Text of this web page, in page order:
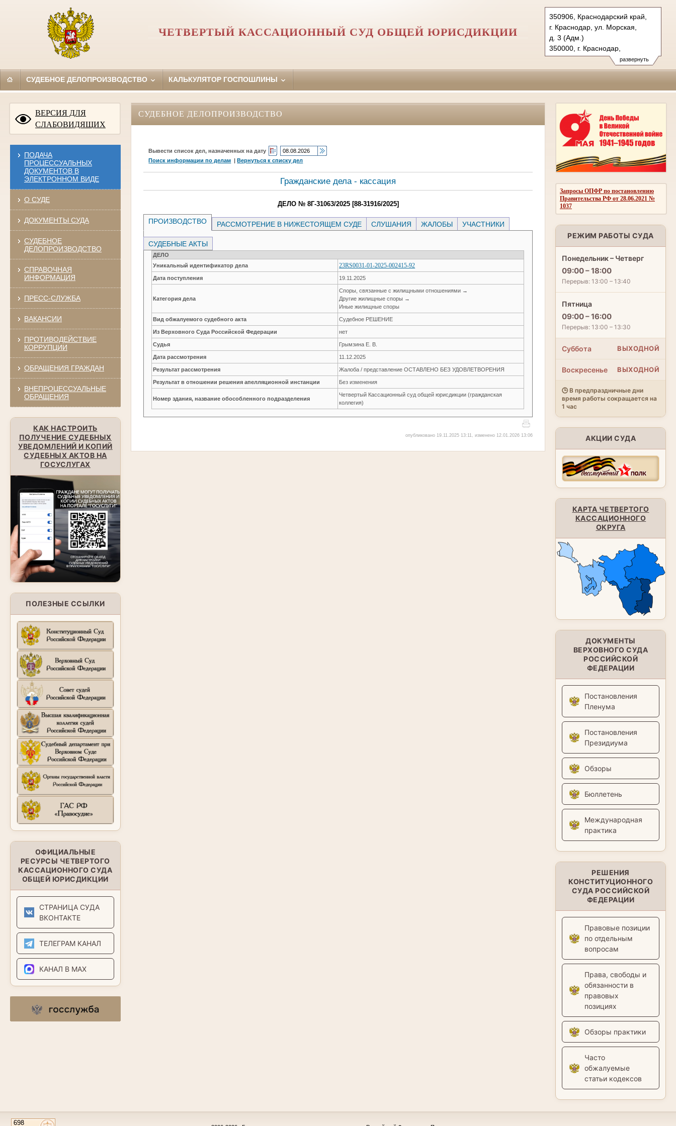
развернуть
350906, Краснодарский край,
г. Краснодар, ул. Морская,
д. 3 (Адм.)
350000, г. Краснодар,
ул. Красная, д.113 (Уг.)
350907, г. Краснодар,
Тел.: (861) 219-24-00
ЧЕТВЕРТЫЙ КАССАЦИОННЫЙ СУД ОБЩЕЙ ЮРИСДИКЦИИ
СУДЕБНОЕ ДЕЛОПРОИЗВОДСТВО КАЛЬКУЛЯТОР ГОСПОШЛИНЫ
ВЕРСИЯ ДЛЯ
СЛАБОВИДЯЩИХ
ПОДАЧА
ПРОЦЕССУАЛЬНЫХ
ДОКУМЕНТОВ В
ЭЛЕКТРОННОМ ВИДЕ
О СУДЕ
ДОКУМЕНТЫ СУДА
СУДЕБНОЕ
ДЕЛОПРОИЗВОДСТВО
СПРАВОЧНАЯ
ИНФОРМАЦИЯ
ПРЕСС-СЛУЖБА
ВАКАНСИИ
ПРОТИВОДЕЙСТВИЕ
КОРРУПЦИИ
ОБРАЩЕНИЯ ГРАЖДАН
ВНЕПРОЦЕССУАЛЬНЫЕ
ОБРАЩЕНИЯ
КАК НАСТРОИТЬ
ПОЛУЧЕНИЕ СУДЕБНЫХ
УВЕДОМЛЕНИЙ И КОПИЙ
СУДЕБНЫХ АКТОВ НА
ГОСУСЛУГАХ
ПОЛЕЗНЫЕ ССЫЛКИ
ОФИЦИАЛЬНЫЕ
РЕСУРСЫ ЧЕТВЕРТОГО
КАССАЦИОННОГО СУДА
ОБЩЕЙ ЮРИСДИКЦИИ
СТРАНИЦА СУДА
ВКОНТАКТЕ
ТЕЛЕГРАМ КАНАЛ
КАНАЛ В MAX
Запросы ОПФР по постановлению
Правительства РФ от 28.06.2021 №
1037
РЕЖИМ РАБОТЫ СУДА
Понедельник – Четверг
09:00 – 18:00
Перерыв: 13:00 – 13:40
Пятница
09:00 – 16:00
Перерыв: 13:00 – 13:30
Суббота ВЫХОДНОЙ
Воскресенье ВЫХОДНОЙ
🕒 В предпраздничные дни
время работы сокращается на
1 час
АКЦИИ СУДА
КАРТА ЧЕТВЕРТОГО
КАССАЦИОННОГО
ОКРУГА
ДОКУМЕНТЫ
ВЕРХОВНОГО СУДА
РОССИЙСКОЙ
ФЕДЕРАЦИИ
Постановления
Пленума
Постановления
Президиума
Обзоры
Бюллетень
Международная
практика
РЕШЕНИЯ
КОНСТИТУЦИОННОГО
СУДА РОССИЙСКОЙ
ФЕДЕРАЦИИ
Правовые позиции
по отдельным
вопросам
Права, свободы и
обязанности в
правовых
позициях
Обзоры практики
Часто
обжалуемые
статьи кодексов
СУДЕБНОЕ ДЕЛОПРОИЗВОДСТВО
Вывести список дел, назначенных на дату
Поиск информации по делам |Вернуться к списку дел
Гражданские дела - кассация
ДЕЛО № 8Г-31063/2025 [88-31916/2025]
ПРОИЗВОДСТВО РАССМОТРЕНИЕ В НИЖЕСТОЯЩЕМ СУДЕ СЛУШАНИЯ ЖАЛОБЫ УЧАСТНИКИ
СУДЕБНЫЕ АКТЫ
ДЕЛО
Уникальный идентификатор дела
23RS0031-01-2025-002415-92
Дата поступления 19.11.2025
Категория дела
Споры, связанные с жилищными отношениями →
Другие жилищные споры →
Иные жилищные споры
Вид обжалуемого судебного акта Судебное РЕШЕНИЕ
Из Верховного Суда Российской Федерации нет
Судья Грымзина Е. В.
Дата рассмотрения 11.12.2025
Результат рассмотрения Жалоба / представление ОСТАВЛЕНО БЕЗ УДОВЛЕТВОРЕНИЯ
Результат в отношении решения апелляционной инстанции Без изменения
Номер здания, название обособленного подразделения
Четвертый Кассационный суд общей юрисдикции (гражданская
коллегия)
опубликовано 19.11.2025 13:11, изменено 12.01.2026 13:06